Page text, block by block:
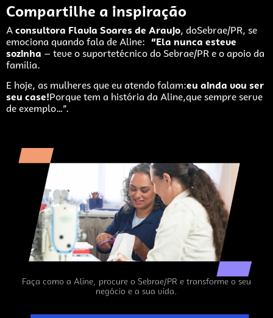
Compartilhe a inspiração
Aconsultora Flavia Soares de Araujo, doSebrae/PR, se
emociona quando fala de Aline: “Ela nunca esteve
sozinha — teve o suportetécnico do Sebrae/PR e o apoio da
família.
E hoje, as mulheres que eu atendo falam:eu ainda vou ser
seu case!Porque tem a história da Aline,que sempre serve
de exemplo…”.
Faça como a Aline, procure o Sebrae/PR e transforme o seu
negócio e a sua vida.